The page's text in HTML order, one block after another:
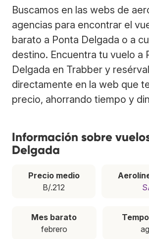
Buscamos en las webs de
agencias para encontrar el
barato a Ponta Delgada o a
destino. Encuentra tu vuelo a
Delgada en Trabber y
directamente en la web que
precio, ahorrando tiempo y
Información sobre
Delgada
Precio medio
B/.212
Mes barato
febrero